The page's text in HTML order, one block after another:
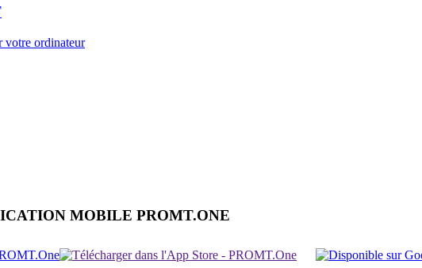
votre ordinateur
MOBILE PROMT.ONE